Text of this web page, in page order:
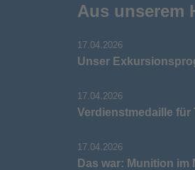
Aus unserem
17.04.2026
Unser
17.04.2026
Verdienstmedaille für
17.04.2026
Das war: Munition im